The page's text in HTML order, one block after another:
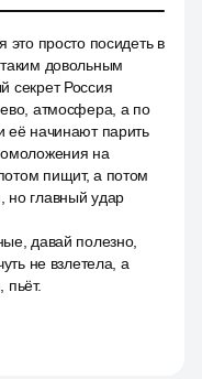
это просто посидеть в
довольным
секрет Россия
атмосфера, а по
её начинают парить
омоложения на
пищит, а потом
но главный удар
давай полезно,
не взлетела, а
пьёт.